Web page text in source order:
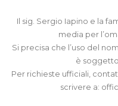
Il sig. Sergio Iapino e la
media per
Si precisa che l’uso del
è
Per richieste ufficiali,
scrivere a: